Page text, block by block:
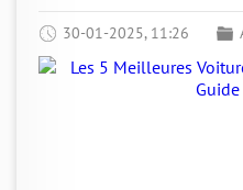
30-01-2025, 11:26